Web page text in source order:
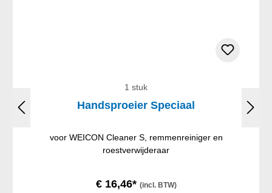
1 stuk
Handsproeier Speciaal
voor WEICON Cleaner S, remmenreiniger en
roestverwijderaar
€ 16,46* (incl. BTW)